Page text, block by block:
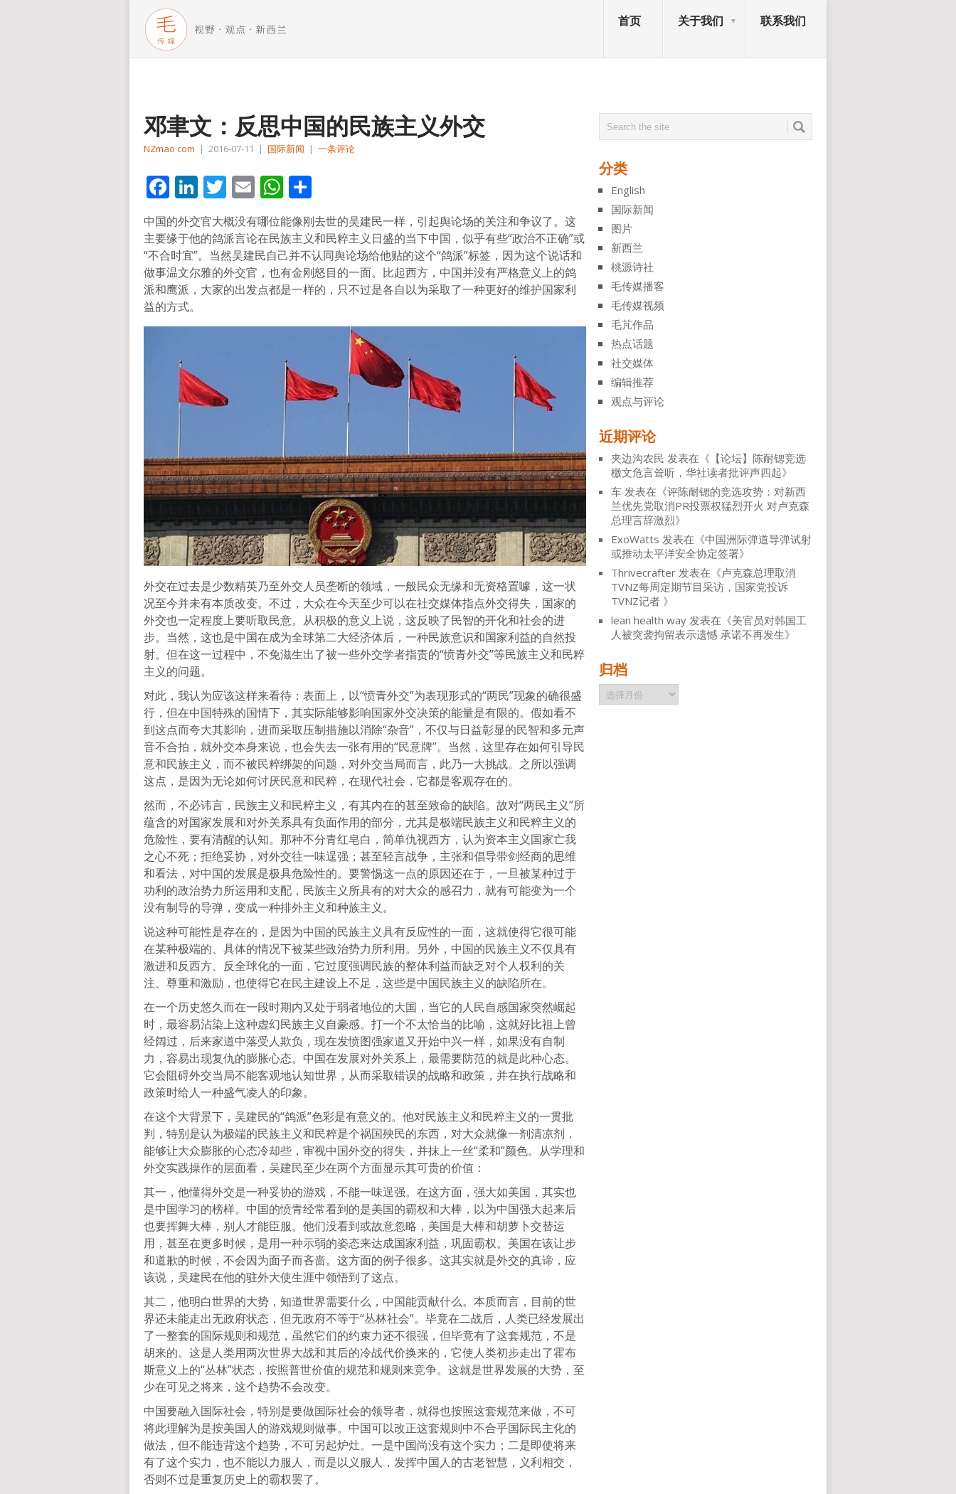
首页 关于我们 联系我们
邓聿文：反思中国的民族主义外交
NZmao com | 2016-07-11 | 国际新闻 | 一条评论
Facebook
LinkedIn
Twitter
EmailWhatsApp
享
中国的外交官大概没有哪位能像刚去世的吴建民一样，引起舆论场的关注和争议了。这
主要缘于他的鸽派言论在民族主义和民粹主义日盛的当下中国，似乎有些“政治不正确”或
“不合时宜”。当然吴建民自己并不认同舆论场给他贴的这个“鸽派”标签，因为这个说话和
做事温文尔雅的外交官，也有金刚怒目的一面。比起西方，中国并没有严格意义上的鸽
派和鹰派，大家的出发点都是一样的，只不过是各自以为采取了一种更好的维护国家利
益的方式。
外交在过去是少数精英乃至外交人员垄断的领域，一般民众无缘和无资格置噱，这一状
况至今并未有本质改变。不过，大众在今天至少可以在社交媒体指点外交得失，国家的
外交也一定程度上要听取民意。从积极的意义上说，这反映了民智的开化和社会的进
步。当然，这也是中国在成为全球第二大经济体后，一种民族意识和国家利益的自然投
射。但在这一过程中，不免滋生出了被一些外交学者指责的“愤青外交”等民族主义和民粹
主义的问题。
对此，我认为应该这样来看待：表面上，以“愤青外交”为表现形式的“两民”现象的确很盛
行，但在中国特殊的国情下，其实际能够影响国家外交决策的能量是有限的。假如看不
到这点而夸大其影响，进而采取压制措施以消除“杂音”，不仅与日益彰显的民智和多元声
音不合拍，就外交本身来说，也会失去一张有用的“民意牌”。当然，这里存在如何引导民
意和民族主义，而不被民粹绑架的问题，对外交当局而言，此乃一大挑战。之所以强调
这点，是因为无论如何讨厌民意和民粹，在现代社会，它都是客观存在的。
然而，不必讳言，民族主义和民粹主义，有其内在的甚至致命的缺陷。故对“两民主义”所
蕴含的对国家发展和对外关系具有负面作用的部分，尤其是极端民族主义和民粹主义的
危险性，要有清醒的认知。那种不分青红皂白，简单仇视西方，认为资本主义国家亡我
之心不死；拒绝妥协，对外交往一味逞强；甚至轻言战争，主张和倡导带剑经商的思维
和看法，对中国的发展是极具危险性的。要警惕这一点的原因还在于，一旦被某种过于
功利的政治势力所运用和支配，民族主义所具有的对大众的感召力，就有可能变为一个
没有制导的导弹，变成一种排外主义和种族主义。
说这种可能性是存在的，是因为中国的民族主义具有反应性的一面，这就使得它很可能
在某种极端的、具体的情况下被某些政治势力所利用。另外，中国的民族主义不仅具有
激进和反西方、反全球化的一面，它过度强调民族的整体利益而缺乏对个人权利的关
注、尊重和激励，也使得它在民主建设上不足，这些是中国民族主义的缺陷所在。
在一个历史悠久而在一段时期内又处于弱者地位的大国，当它的人民自感国家突然崛起
时，最容易沾染上这种虚幻民族主义自豪感。打一个不太恰当的比喻，这就好比祖上曾
经阔过，后来家道中落受人欺负，现在发愤图强家道又开始中兴一样，如果没有自制
力，容易出现复仇的膨胀心态。中国在发展对外关系上，最需要防范的就是此种心态。
它会阻碍外交当局不能客观地认知世界，从而采取错误的战略和政策，并在执行战略和
政策时给人一种盛气凌人的印象。
在这个大背景下，吴建民的“鸽派”色彩是有意义的。他对民族主义和民粹主义的一贯批
判，特别是认为极端的民族主义和民粹是个祸国殃民的东西，对大众就像一剂清凉剂，
能够让大众膨胀的心态冷却些，审视中国外交的得失，并抹上一丝“柔和”颜色。从学理和
外交实践操作的层面看，吴建民至少在两个方面显示其可贵的价值：
其一，他懂得外交是一种妥协的游戏，不能一味逞强。在这方面，强大如美国，其实也
是中国学习的榜样。中国的愤青经常看到的是美国的霸权和大棒，以为中国强大起来后
也要挥舞大棒，别人才能臣服。他们没看到或故意忽略，美国是大棒和胡萝卜交替运
用，甚至在更多时候，是用一种示弱的姿态来达成国家利益，巩固霸权。美国在该让步
和道歉的时候，不会因为面子而吝啬。这方面的例子很多。这其实就是外交的真谛，应
该说，吴建民在他的驻外大使生涯中领悟到了这点。
其二，他明白世界的大势，知道世界需要什么，中国能贡献什么。本质而言，目前的世
界还未能走出无政府状态，但无政府不等于“丛林社会”。毕竟在二战后，人类已经发展出
了一整套的国际规则和规范，虽然它们的约束力还不很强，但毕竟有了这套规范，不是
胡来的。这是人类用两次世界大战和其后的冷战代价换来的，它使人类初步走出了霍布
斯意义上的“丛林”状态，按照普世价值的规范和规则来竞争。这就是世界发展的大势，至
少在可见之将来，这个趋势不会改变。
中国要融入国际社会，特别是要做国际社会的领导者，就得也按照这套规范来做，不可
将此理解为是按美国人的游戏规则做事。中国可以改正这套规则中不合乎国际民主化的
做法，但不能违背这个趋势，不可另起炉灶。一是中国尚没有这个实力；二是即使将来
有了这个实力，也不能以力服人，而是以义服人，发挥中国人的古老智慧，义利相交，
否则不过是重复历史上的霸权罢了。
分类
English
国际新闻
图片
新西兰
桃源诗社
毛传媒播客
毛传媒视频
毛芃作品
热点话题
社交媒体
编辑推荐
观点与评论
近期评论
夹边沟农民 发表在《 【论坛】陈耐锶竞选
檄文危言耸听，华社读者批评声四起》
车 发表在《评陈耐锶的竞选攻势：对新西
兰优先党取消PR投票权猛烈开火 对卢克森
总理言辞激烈》
ExoWatts 发表在《中国洲际弹道导弹试射
或推动太平洋安全协定签署》
Thrivecrafter 发表在《卢克森总理取消
TVNZ每周定期节目采访，国家党投诉
TVNZ记者 》
lean health way 发表在《美官员对韩国工
人被突袭拘留表示遗憾 承诺不再发生》
归档
归
档